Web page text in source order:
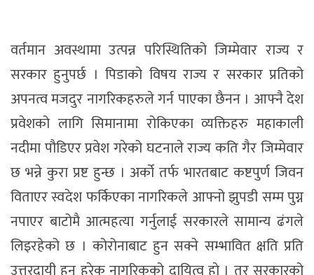
वर्तमान अवस्थामा उत्पन्न परिस्थितिको जिम्मेवार राज्य र
सरकार हुनुपर्छ । पिडाको विषय राज्य र सरकार प्रतिको
अपनत्व मजदुर नागरिकहरुले गर्न पाएका छैनन । आफ्नै देश
प्रवेशको लागि सिमानामा रोकिएका व्यक्तिहरु महाकाली
नदीमा पौडिएर प्रवेश गरेको घटनाले राज्य कति गैर जिम्मेवार
छ भन्ने कुरा प्रष्ट हुन्छ । अर्को तर्फ भारतबाट कष्टपुर्ण जिवन
विताएर स्वदेश फर्किएका नागरिकले आफ्नो झुपडी सम्म पुग्न
नपाएर बाटोमै आत्महत्या गर्नुलाई सरकारले सामान्य ढंगले
लिइरहेको छ । कोरोनाबाट हुन सक्ने सम्भावित क्षति प्रति